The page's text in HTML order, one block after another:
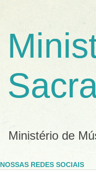
Ministério de
NOSSAS REDES SOCIAIS